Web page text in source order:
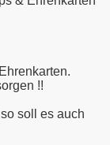
!!
soll es auch